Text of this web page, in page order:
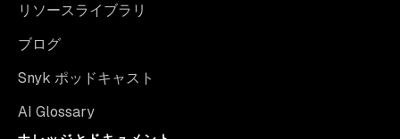
リソースライブラリ
ブログ
Snyk ポッドキャスト
AI Glossary